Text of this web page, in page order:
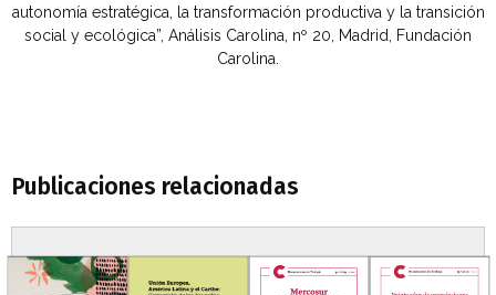
autonomía estratégica, la transformación productiva y la transición
social y ecológica”, Análisis Carolina, nº 20, Madrid, Fundación
Carolina.
Publicaciones relacionadas